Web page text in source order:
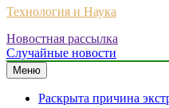
Технология и Наука
Новостная рассылка
Случайные новости
Меню
Раскрыта причина